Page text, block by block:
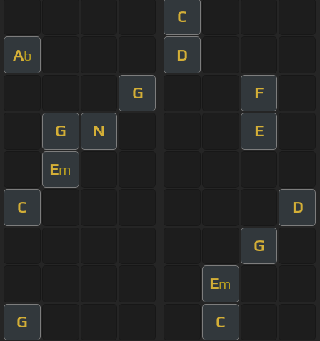
C
Ab D
G F
G N E
Em
C D
G
Em
G C